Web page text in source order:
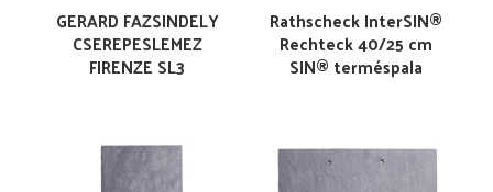
GERARD FAZSINDELY
CSEREPESLEMEZ
FIRENZE SL3
Rathscheck InterSIN®
Rechteck 40/25 cm
SIN® terméspala